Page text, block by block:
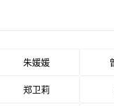
朱媛媛
郑卫莉